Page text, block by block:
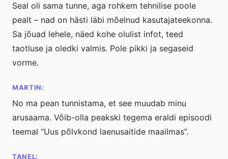
Seal oli sama tunne, aga rohkem tehnilise poole
pealt – nad on hästi läbi mõelnud kasutajateekonna.
Sa jõuad lehele, näed kohe olulist infot, teed
taotluse ja oledki valmis. Pole pikki ja segaseid
vorme.
MARTIN:
No ma pean tunnistama, et see muudab minu
arusaama. Võib-olla peakski tegema eraldi episoodi
teemal “Uus põlvkond laenusaitide maailmas”.
TANEL: